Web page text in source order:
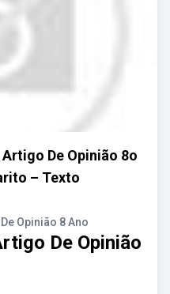
De Opinião 8o
– Texto
Opinião 8 Ano
De Opinião